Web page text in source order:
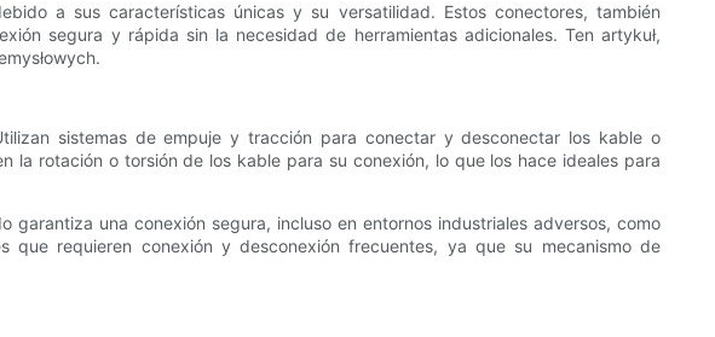
a sus características únicas y su versatilidad. Estos conectores, también
segura y rápida sin la necesidad de herramientas adicionales. Ten artykuł,
sistemas de empuje y tracción para conectar y desconectar los kable o
rotación o torsión de los kable para su conexión, lo que los hace ideales para
una conexión segura, incluso en entornos industriales adversos, como
que requieren conexión y desconexión frecuentes, ya que su mecanismo de